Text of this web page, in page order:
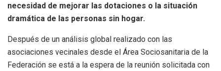
necesidad de mejorar las dotaciones o la situación
dramática de las personas sin hogar.
Después de un análisis global realizado con las
asociaciones vecinales desde el Área Sociosanitaria de la
Federación se está a la espera de la reunión solicitada con